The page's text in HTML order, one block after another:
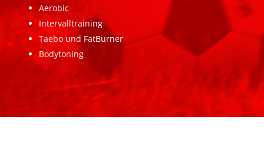
Aerobic
Intervalltraining
Taebo und FatBurner
Bodytoning